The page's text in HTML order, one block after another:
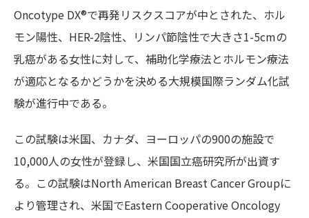
Oncotype DX®で再発リスクスコアが中とされた、ホル
モン陽性、HER-2陰性、リンパ節陰性で大きさ1-5cmの
乳癌がある女性に対して、補助化学療法とホルモン療法
が適応となるかどうかを決める大規模国際ランダム化試
験が進行中である。
この試験は米国、カナダ、ヨーロッパの900の施設で
10,000人の女性が登録し、米国国立癌研究所が出資す
る。この試験はNorth American Breast Cancer Groupに
より管理され、米国でEastern Cooperative Oncology